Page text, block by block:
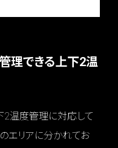
理できる上下2温
2温度管理に対応して
エリアに分かれてお